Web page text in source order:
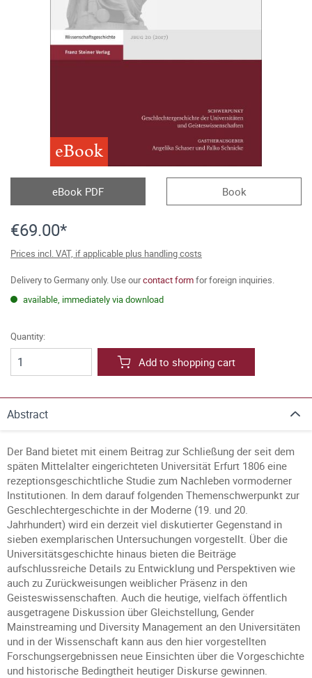
eBook
eBook PDF Book
€69.00*
Prices incl. VAT, if applicable plus handling costs
Delivery to Germany only. Use ourcontact formfor foreign inquiries.
available, immediately via download
Quantity:
Add to shopping cart
Abstract
Der Band bietet mit einem Beitrag zur Schließung der seit dem
späten Mittelalter eingerichteten Universität Erfurt 1806 eine
rezeptionsgeschichtliche Studie zum Nachleben vormoderner
Institutionen. In dem darauf folgenden Themenschwerpunkt zur
Geschlechtergeschichte in der Moderne (19. und 20.
Jahrhundert) wird ein derzeit viel diskutierter Gegenstand in
sieben exemplarischen Untersuchungen vorgestellt. Über die
Universitätsgeschichte hinaus bieten die Beiträge
aufschlussreiche Details zu Entwicklung und Perspektiven wie
auch zu Zurückweisungen weiblicher Präsenz in den
Geisteswissenschaften. Auch die heutige, vielfach öffentlich
ausgetragene Diskussion über Gleichstellung, Gender
Mainstreaming und Diversity Management an den Universitäten
und in der Wissenschaft kann aus den hier vorgestellten
Forschungsergebnissen neue Einsichten über die Vorgeschichte
und historische Bedingtheit heutiger Diskurse gewinnen.